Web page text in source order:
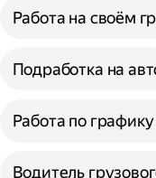
Работа на своём
Подработка на
Работа по
Водитель